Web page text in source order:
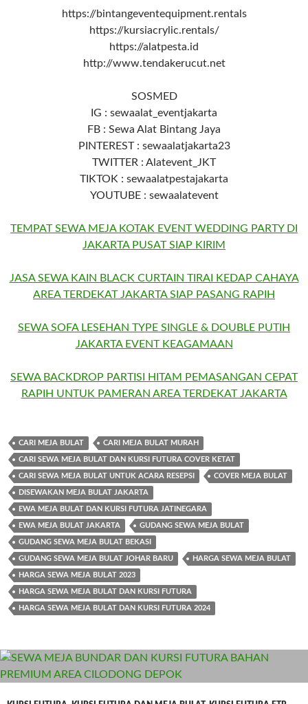
https://bintangeventequipment.rentals
https://kursiacrylic.rentals/
https://alatpesta.id
http://www.tendakerucut.net
SOSMED
IG : sewaalat_eventjakarta
FB : Sewa Alat Bintang Jaya
PINTEREST : sewaalatjakarta23
TWITTER : Alatevent_JKT
TIKTOK : sewaalatpestajakarta
YOUTUBE : sewaalatevent
TEMPAT SEWA MEJA KOTAK EVENT WEDDING PARTY DI
JAKARTA PUSAT SIAP KIRIM
JASA SEWA KAIN BLACK CURTAIN TIRAI KEDAP CAHAYA
AREA TERDEKAT JAKARTA SIAP PASANG RAPIH
SEWA SOFA LESEHAN TYPE SINGLE & DOUBLE PUTIH
JAKARTA EVENT KEAGAMAAN
SEWA BACKDROP PARTISI HITAM PEMASANGAN CEPAT
RAPIH UNTUK PAMERAN AREA TERDEKAT JAKARTA
CARI MEJA BULAT CARI MEJA BULAT MURAH
CARI SEWA MEJA BULAT DAN KURSI FUTURA COVER KETAT
CARI SEWA MEJA BULAT UNTUK ACARA RESEPSI COVER MEJA BULAT
DISEWAKAN MEJA BULAT JAKARTA
EWA MEJA BULAT DAN KURSI FUTURA JATINEGARA
EWA MEJA BULAT JAKARTA GUDANG SEWA MEJA BULAT
GUDANG SEWA MEJA BULAT BEKASI
GUDANG SEWA MEJA BULAT JOHAR BARU HARGA SEWA MEJA BULAT
HARGA SEWA MEJA BULAT 2023
HARGA SEWA MEJA BULAT DAN KURSI FUTURA
HARGA SEWA MEJA BULAT DAN KURSI FUTURA 2024